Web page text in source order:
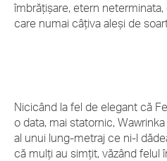
îmbrățișare, etern
care numai câțiva aleși de
Nicicând la fel de elegant că
o data, mai statornic,
al unui lung-metraj ce ni-l
că mulți au simțit, văzând felul